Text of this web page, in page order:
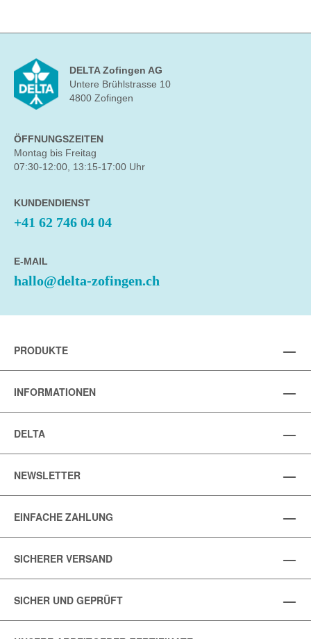
DELTA Zofingen AG
Untere Brühlstrasse 10
4800 Zofingen
ÖFFNUNGSZEITEN
Montag bis Freitag
07:30-12:00, 13:15-17:00 Uhr
KUNDENDIENST
+41 62 746 04 04
E-MAIL
hallo@delta-zofingen.ch
PRODUKTE
INFORMATIONEN
DELTA
NEWSLETTER
EINFACHE ZAHLUNG
SICHERER VERSAND
SICHER UND GEPRÜFT